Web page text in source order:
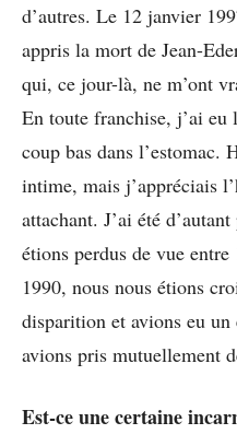
d’autres. Le 12 janvier
appris la mort de Jean-
qui, ce jour-là, ne m’ont
En toute franchise, j’ai eu
coup bas dans l’estomac.
intime, mais j’appréciais
attachant. J’ai été
étions perdus de vue
1990, nous nous étions
disparition et avions eu
avions pris mutuellement
Est-ce une certaine